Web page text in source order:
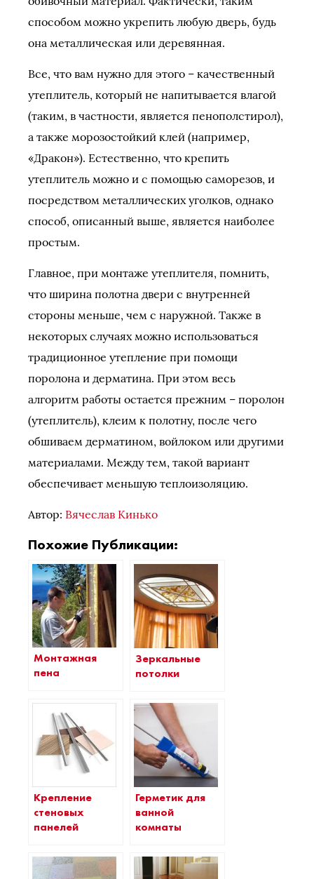
способом можно укрепить любую дверь, будь
она металлическая или деревянная.
Все, что вам нужно для этого – качественный
утеплитель, который не напитывается влагой
(таким, в частности, является пенополстирол),
а также морозостойкий клей (например,
«Дракон»). Естественно, что крепить
утеплитель можно и с помощью саморезов, и
посредством металлических уголков, однако
способ, описанный выше, является наиболее
простым.
Главное, при монтаже утеплителя, помнить,
что ширина полотна двери с внутренней
стороны меньше, чем с наружной. Также в
некоторых случаях можно использоваться
традиционное утепление при помощи
поролона и дерматина. При этом весь
алгоритм работы остается прежним – поролон
(утеплитель), клеим к полотну, после чего
обшиваем дерматином, войлоком или другими
материалами. Между тем, такой вариант
обеспечивает меньшую теплоизоляцию.
Автор: Вячеслав Кинько
Похожие Публикации:
Монтажная
пена
Зеркальные
потолки
Крепление
стеновых
панелей
Герметик для
ванной
комнаты